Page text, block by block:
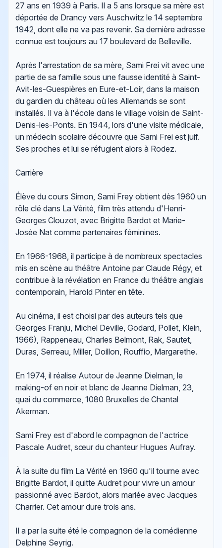
27 ans en 1939 à Paris. Il a 5 ans lorsque sa mère est
déportée de Drancy vers Auschwitz le 14 septembre
1942, dont elle ne va pas revenir. Sa dernière adresse
connue est toujours au 17 boulevard de Belleville.
Après l'arrestation de sa mère, Sami Frei vit avec une
partie de sa famille sous une fausse identité à Saint-
Avit-les-Guespières en Eure-et-Loir, dans la maison
du gardien du château où les Allemands se sont
installés. Il va à l'école dans le village voisin de Saint-
Denis-les-Ponts. En 1944, lors d'une visite médicale,
un médecin scolaire découvre que Sami Frei est juif.
Ses proches et lui se réfugient alors à Rodez.
Carrière
Élève du cours Simon, Sami Frey obtient dès 1960 un
rôle clé dans La Vérité, film très attendu d'Henri-
Georges Clouzot, avec Brigitte Bardot et Marie-
Josée Nat comme partenaires féminines.
En 1966-1968, il participe à de nombreux spectacles
mis en scène au théâtre Antoine par Claude Régy, et
contribue à la révélation en France du théâtre anglais
contemporain, Harold Pinter en tête.
Au cinéma, il est choisi par des auteurs tels que
Georges Franju, Michel Deville, Godard, Pollet, Klein,
1966), Rappeneau, Charles Belmont, Rak, Sautet,
Duras, Serreau, Miller, Doillon, Rouffio, Margarethe.
En 1974, il réalise Autour de Jeanne Dielman, le
making-of en noir et blanc de Jeanne Dielman, 23,
quai du commerce, 1080 Bruxelles de Chantal
Akerman.
Sami Frey est d'abord le compagnon de l'actrice
Pascale Audret, sœur du chanteur Hugues Aufray.
À la suite du film La Vérité en 1960 qu'il tourne avec
Brigitte Bardot, il quitte Audret pour vivre un amour
passionné avec Bardot, alors mariée avec Jacques
Charrier. Cet amour dure trois ans.
Il a par la suite été le compagnon de la comédienne
Delphine Seyrig.